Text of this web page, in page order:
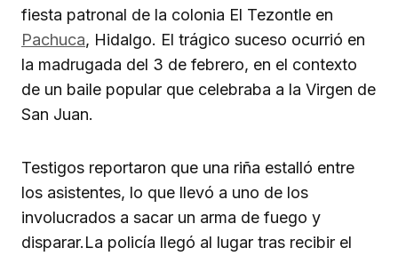
fiesta patronal de la colonia El Tezontle en
Pachuca, Hidalgo. El trágico suceso ocurrió en
la madrugada del 3 de febrero, en el contexto
de un baile popular que celebraba a la Virgen de
San Juan.
Testigos reportaron que una riña estalló entre
los asistentes, lo que llevó a uno de los
involucrados a sacar un arma de fuego y
disparar.La policía llegó al lugar tras recibir el